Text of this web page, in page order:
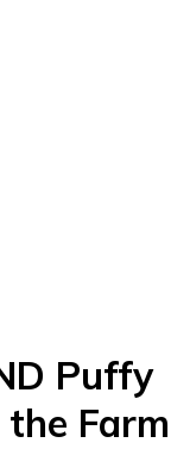
Puffy
Farm